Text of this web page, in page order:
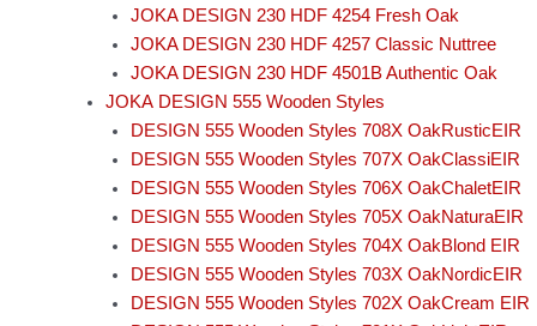
JOKA DESIGN 230 HDF 4254 Fresh Oak
JOKA DESIGN 230 HDF 4257 Classic Nuttree
JOKA DESIGN 230 HDF 4501B Authentic Oak
JOKA DESIGN 555 Wooden Styles
DESIGN 555 Wooden Styles 708X OakRusticEIR
DESIGN 555 Wooden Styles 707X OakClassiEIR
DESIGN 555 Wooden Styles 706X OakChaletEIR
DESIGN 555 Wooden Styles 705X OakNaturaEIR
DESIGN 555 Wooden Styles 704X OakBlond EIR
DESIGN 555 Wooden Styles 703X OakNordicEIR
DESIGN 555 Wooden Styles 702X OakCream EIR